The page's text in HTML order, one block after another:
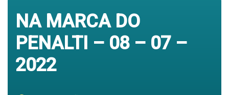
NA MARCA DO
PENALTI – 08 – 07 –
2022